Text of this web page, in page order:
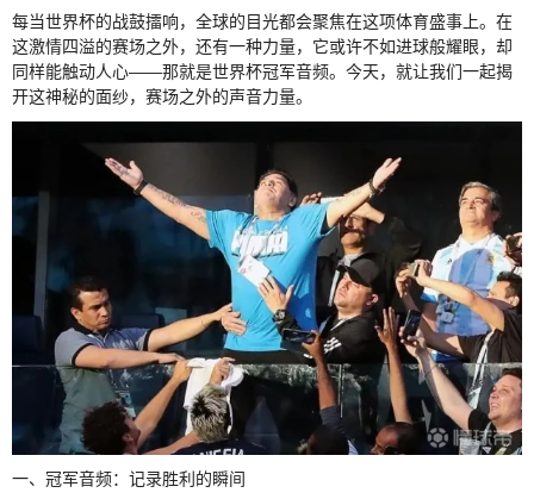
每当世界杯的战鼓擂响，全球的目光都会聚焦在这项体育盛事上。在
这激情四溢的赛场之外，还有一种力量，它或许不如进球般耀眼，却
同样能触动人心——那就是世界杯冠军音频。今天，就让我们一起揭
开这神秘的面纱，赛场之外的声音力量。
一、冠军音频：记录胜利的瞬间